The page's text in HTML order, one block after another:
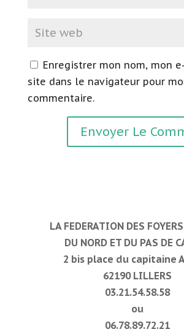
Enregistrer mon nom, mon
site dans le navigateur pour
commentaire.
LA FEDERATION DES
DU NORD ET DU PAS DE
2 bis place du capitaine
62190 LILLERS
03.21.54.58.58
ou
06.78.89.72.21